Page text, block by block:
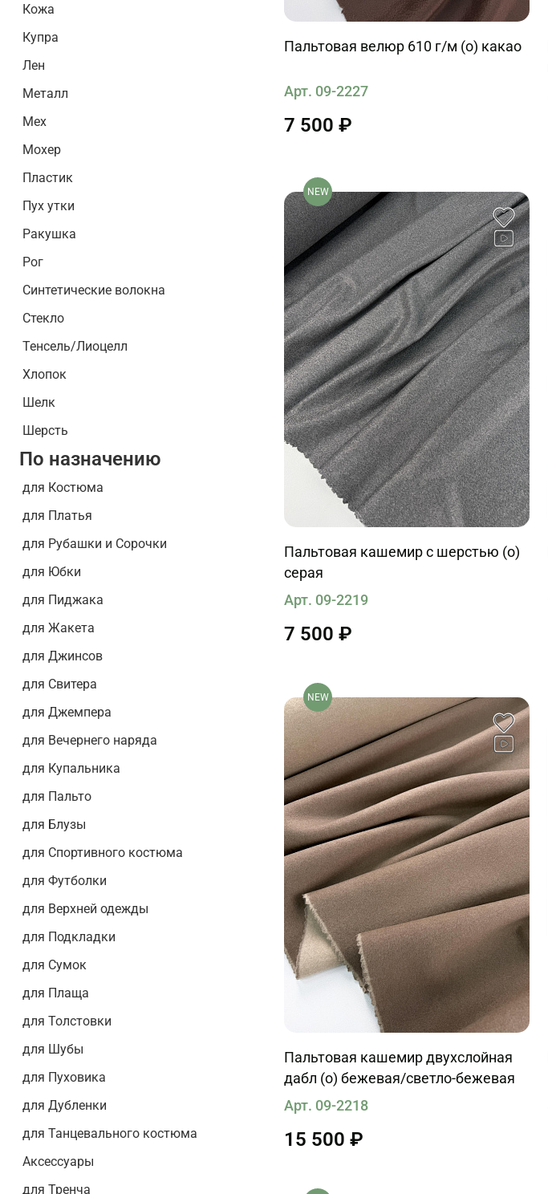
Кожа
Купра
Лен
Металл
Мех
Мохер
Пластик
Пух утки
Ракушка
Рог
Синтетические волокна
Стекло
Тенсель/Лиоцелл
Хлопок
Шелк
Шерсть
По назначению
для Костюма
для Платья
для Рубашки и Сорочки
для Юбки
для Пиджака
для Жакета
для Джинсов
для Свитера
для Джемпера
для Вечернего наряда
для Купальника
для Пальто
для Блузы
для Спортивного костюма
для Футболки
для Верхней одежды
для Подкладки
для Сумок
для Плаща
для Толстовки
для Шубы
для Пуховика
для Дубленки
для Танцевального костюма
Аксессуары
для Тренча
Пальтовая велюр 610 г/м (о) какао
Арт. 09-2227
7 500 ₽
NEW
Пальтовая кашемир с шерстью (о)
серая
Арт. 09-2219
7 500 ₽
NEW
Пальтовая кашемир двухслойная
дабл (о) бежевая/светло-бежевая
Арт. 09-2218
15 500 ₽